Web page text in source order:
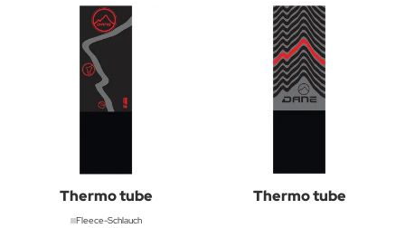
Thermo tube
Fleece-Schlauch
Thermo tube